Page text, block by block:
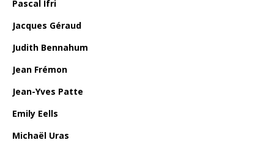
Pascal Ifri
Jacques Géraud
Judith Bennahum
Jean Frémon
Jean-Yves Patte
Emily Eells
Michaël Uras